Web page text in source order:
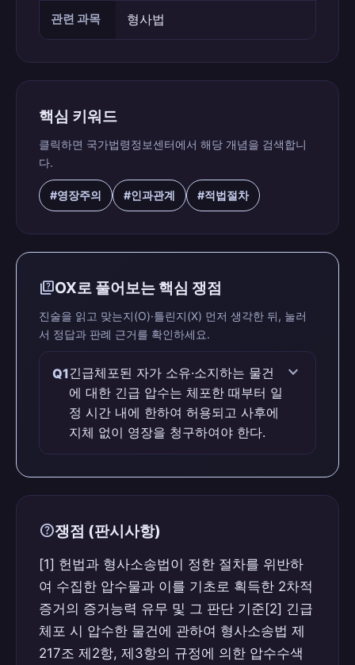
관련 과목 형사법
핵심 키워드
클릭하면 국가법령정보센터에서 해당 개념을 검색합니
다.
#영장주의 #인과관계 #적법절차
quizOX로 풀어보는 핵심 쟁점
진술을 읽고 맞는지(O)·틀린지(X) 먼저 생각한 뒤, 눌러
서 정답과 판례 근거를 확인하세요.
Q1긴급체포된 자가 소유·소지하는 물건
에 대한 긴급 압수는 체포한 때부터 일
정 시간 내에 한하여 허용되고 사후에
지체 없이 영장을 청구하여야 한다.
expand_more
긴급체포된 자가 소유·소지하는 물건에 대
에 한하여 허용되고 사후에 지체 없이 영장
을 청구하여야 한다.
help쟁점 (판시사항)
[1] 헌법과 형사소송법이 정한 절차를 위반하
여 수집한 압수물과 이를 기초로 획득한 2차적
증거의 증거능력 유무 및 그 판단 기준[2] 긴급
체포 시 압수한 물건에 관하여 형사소송법 제
217조 제2항, 제3항의 규정에 의한 압수수색